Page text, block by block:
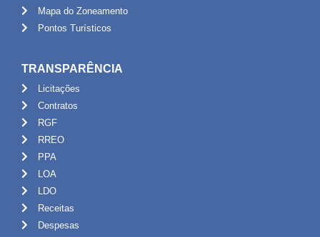
Mapa do Zoneamento
Pontos Turísticos
TRANSPARÊNCIA
Licitações
Contratos
RGF
RREO
PPA
LOA
LDO
Receitas
Despesas